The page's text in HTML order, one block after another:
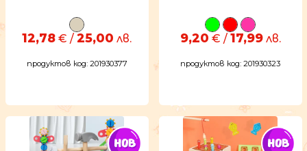
12,78 € / 25,00 лв.
продуктов код: 201930377
9,20 € / 17,99лв.
продуктов код: 201930323